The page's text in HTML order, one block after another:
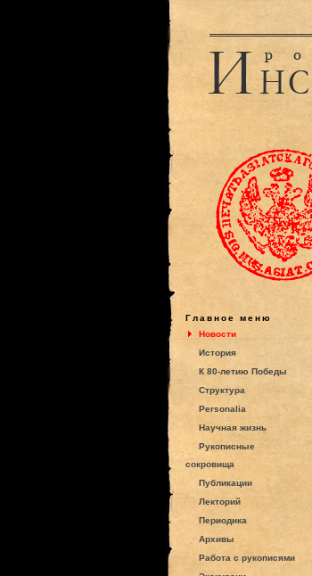
Главное меню
Новости
История
К 80-летию Победы
Структура
Personalia
Научная жизнь
Рукописные
сокровища
Публикации
Лекторий
Периодика
Архивы
Работа с рукописями